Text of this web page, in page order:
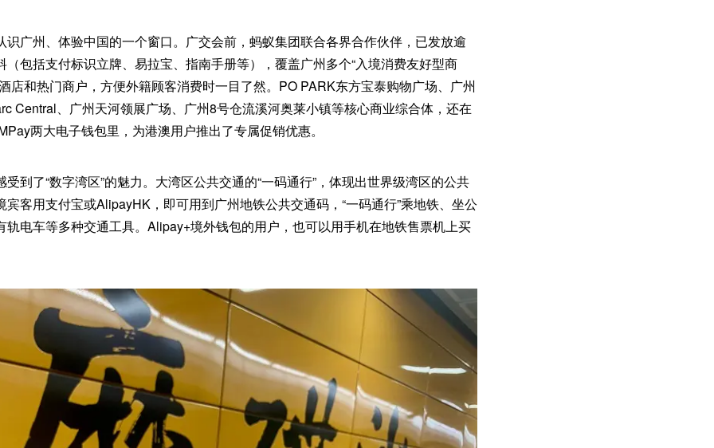
识广州、体验中国的一个窗口。广交会前，蚂蚁集团联合各界合作伙伴，已发放逾
（包括支付标识立牌、易拉宝、指南手册等），覆盖广州多个“入境消费友好型商
店和热门商户，方便外籍顾客消费时一目了然。PO PARK东方宝泰购物广场、广州
Central、广州天河领展广场、广州8号仓流溪河奥莱小镇等核心商业综合体，还在
两大电子钱包里，为港澳用户推出了专属促销优惠。
到了“数字湾区”的魅力。大湾区公共交通的“一码通行”，体现出世界级湾区的公共
宾客用支付宝或AlipayHK，即可用到广州地铁公共交通码，“一码通行”乘地铁、坐公
轨电车等多种交通工具。Alipay+境外钱包的用户，也可以用手机在地铁售票机上买